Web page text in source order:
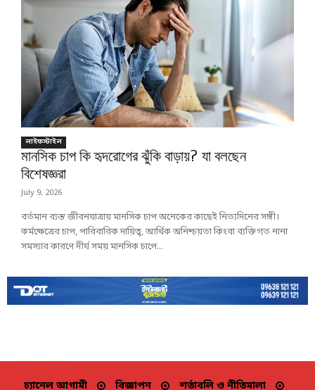
লাইফস্টাইল
মানসিক চাপ কি হৃদরোগের ঝুঁকি বাড়ায়? যা বলছেন
বিশেষজ্ঞরা
July 9, 2026
বর্তমান ব্যস্ত জীবনযাত্রায় মানসিক চাপ অনেকের কাছেই নিত্যদিনের সঙ্গী।
কর্মক্ষেত্রের চাপ, পারিবারিক দায়িত্ব, আর্থিক অনিশ্চয়তা কিংবা ব্যক্তিগত নানা
সমস্যার কারণে দীর্ঘ সময় মানসিক চাপে...
চ্যানেল আগামী বিজ্ঞাপন শর্তাবলি ও নীতিমালা